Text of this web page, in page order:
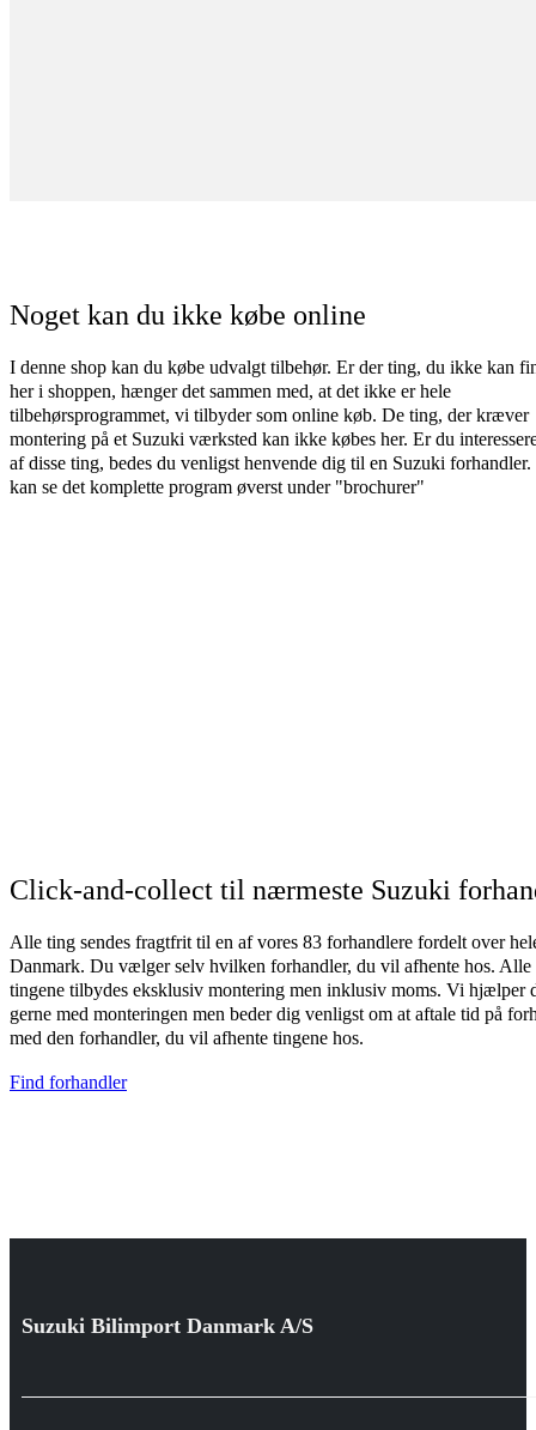
Noget kan du ikke købe online
I denne shop kan du købe udvalgt tilbehør. Er der ting, du ikke kan
her i shoppen, hænger det sammen med, at det ikke er hele
tilbehørsprogrammet, vi tilbyder som online køb. De ting, der kræver
montering på et Suzuki værksted kan ikke købes her. Er du
af disse ting, bedes du venligst henvende dig til en Suzuki
kan se det komplette program øverst under "brochurer"
Click-and-collect til nærmeste Suzuki
Alle ting sendes fragtfrit til en af vores 83 forhandlere fordelt over
Danmark. Du vælger selv hvilken forhandler, du vil afhente hos. Alle
tingene tilbydes eksklusiv montering men inklusiv moms. Vi hjælper
gerne med monteringen men beder dig venligst om at aftale tid på
med den forhandler, du vil afhente tingene hos.
Find forhandler
Suzuki Bilimport Danmark A/S